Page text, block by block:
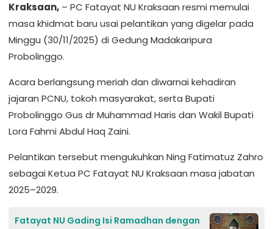
Kraksaan, – PC Fatayat NU Kraksaan resmi memulai
masa khidmat baru usai pelantikan yang digelar pada
Minggu (30/11/2025) di Gedung Madakaripura
Probolinggo.
Acara berlangsung meriah dan diwarnai kehadiran
jajaran PCNU, tokoh masyarakat, serta Bupati
Probolinggo Gus dr Muhammad Haris dan Wakil Bupati
Lora Fahmi Abdul Haq Zaini.
Pelantikan tersebut mengukuhkan Ning Fatimatuz Zahro
sebagai Ketua PC Fatayat NU Kraksaan masa jabatan
2025–2029.
Fatayat NU Gading Isi Ramadhan dengan